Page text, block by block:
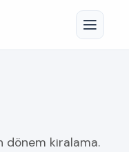
dönem kiralama.